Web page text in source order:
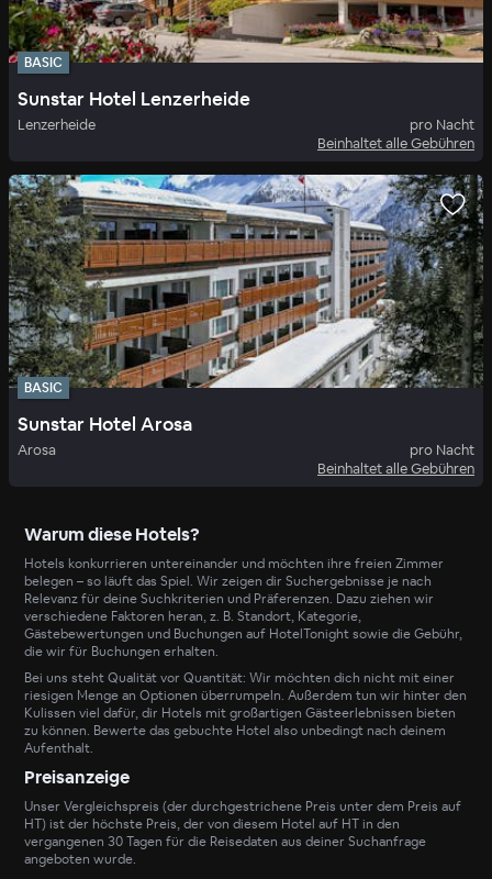
BASIC
Sunstar Hotel Lenzerheide
Lenzerheide
pro Nacht
Beinhaltet alle Gebühren
BASIC
Sunstar Hotel Arosa
Arosa
pro Nacht
Beinhaltet alle Gebühren
Warum diese Hotels?
Hotels konkurrieren untereinander und möchten ihre freien Zimmer
belegen – so läuft das Spiel. Wir zeigen dir Suchergebnisse je nach
Relevanz für deine Suchkriterien und Präferenzen. Dazu ziehen wir
verschiedene Faktoren heran, z. B. Standort, Kategorie,
Gästebewertungen und Buchungen auf HotelTonight sowie die Gebühr,
die wir für Buchungen erhalten.
Bei uns steht Qualität vor Quantität: Wir möchten dich nicht mit einer
riesigen Menge an Optionen überrumpeln. Außerdem tun wir hinter den
Kulissen viel dafür, dir Hotels mit großartigen Gästeerlebnissen bieten
zu können. Bewerte das gebuchte Hotel also unbedingt nach deinem
Aufenthalt.
Preisanzeige
Unser Vergleichspreis (der durchgestrichene Preis unter dem Preis auf
HT) ist der höchste Preis, der von diesem Hotel auf HT in den
vergangenen 30 Tagen für die Reisedaten aus deiner Suchanfrage
angeboten wurde.